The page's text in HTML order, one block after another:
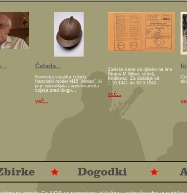
Čelada...
Kovinska vojaška čelada,
francoski model M15 "Adrian", ki
jo je uporabljala Jugoslovanska
vojska pred drugo...
več...
Živilske karte za obleko na ime
Štraus M.Milan, učitelj,
Kruševac. Za obdobje od
1.10.1941 do 30.9.1942....
več...